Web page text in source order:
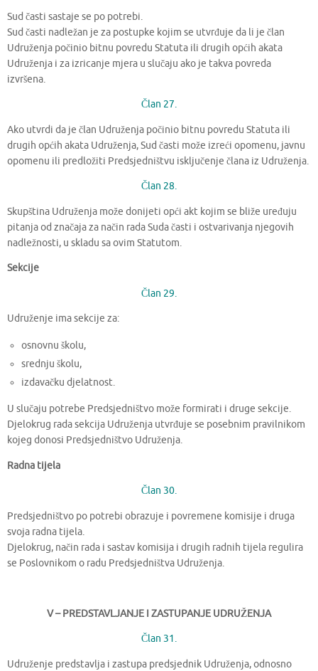
Sud časti sastaje se po potrebi.
Sud časti nadležan je za postupke kojim se utvrđuje da li je član
Udruženja počinio bitnu povredu Statuta ili drugih općih akata
Udruženja i za izricanje mjera u slučaju ako je takva povreda
izvršena.
Član 27.
Ako utvrdi da je član Udruženja počinio bitnu povredu Statuta ili
drugih općih akata Udruženja, Sud časti može izreći opomenu, javnu
opomenu ili predložiti Predsjedništvu isključenje člana iz Udruženja.
Član 28.
Skupština Udruženja može donijeti opći akt kojim se bliže uređuju
pitanja od značaja za način rada Suda časti i ostvarivanja njegovih
nadležnosti, u skladu sa ovim Statutom.
Sekcije
Član 29.
Udruženje ima sekcije za:
osnovnu školu,
srednju školu,
izdavačku djelatnost.
U slučaju potrebe Predsjedništvo može formirati i druge sekcije.
Djelokrug rada sekcija Udruženja utvrđuje se posebnim pravilnikom
kojeg donosi Predsjedništvo Udruženja.
Radna tijela
Član 30.
Predsjedništvo po potrebi obrazuje i povremene komisije i druga
svoja radna tijela.
Djelokrug, način rada i sastav komisija i drugih radnih tijela regulira
se Poslovnikom o radu Predsjedništva Udruženja.
V – PREDSTAVLJANJE I ZASTUPANJE UDRUŽENJA
Član 31.
Udruženje predstavlja i zastupa predsjednik Udruženja, odnosno